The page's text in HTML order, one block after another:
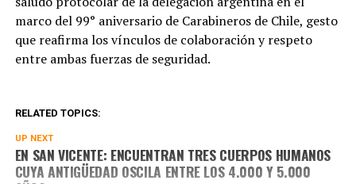
marco del 99° aniversario de Carabineros de Chile, gesto
que reafirma los vínculos de colaboración y respeto
entre ambas fuerzas de seguridad.
RELATED TOPICS:
UP NEXT
EN SAN VICENTE: ENCUENTRAN TRES CUERPOS HUMANOS
CUYA ANTIGÜEDAD OSCILA ENTRE LOS 4.000 Y 5.000